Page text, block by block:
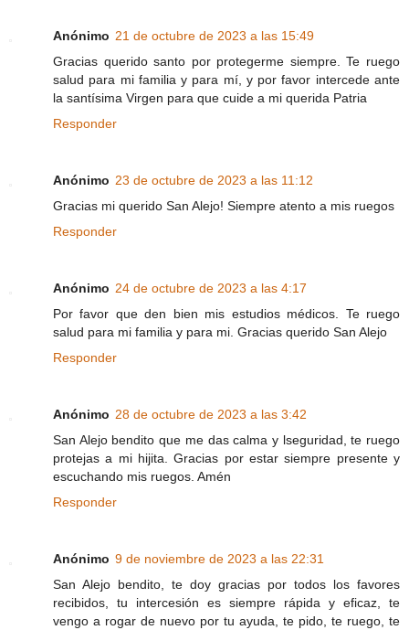
Anónimo 21 de octubre de 2023 a las 15:49
Gracias querido santo por protegerme siempre. Te ruego
salud para mi familia y para mí, y por favor intercede ante
la santísima Virgen para que cuide a mi querida Patria
Responder
Anónimo 23 de octubre de 2023 a las 11:12
Gracias mi querido San Alejo! Siempre atento a mis ruegos
Responder
Anónimo 24 de octubre de 2023 a las 4:17
Por favor que den bien mis estudios médicos. Te ruego
salud para mi familia y para mi. Gracias querido San Alejo
Responder
Anónimo 28 de octubre de 2023 a las 3:42
San Alejo bendito que me das calma y lseguridad, te ruego
protejas a mi hijita. Gracias por estar siempre presente y
escuchando mis ruegos. Amén
Responder
Anónimo 9 de noviembre de 2023 a las 22:31
San Alejo bendito, te doy gracias por todos los favores
recibidos, tu intercesión es siempre rápida y eficaz, te
vengo a rogar de nuevo por tu ayuda, te pido, te ruego, te